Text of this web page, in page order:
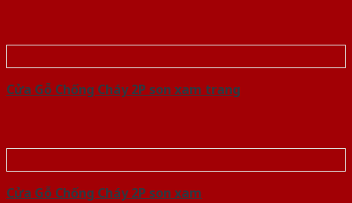
Cửa Gỗ Chống Cháy 2P son xam trang
Cửa Gỗ Chống Cháy 2P son xam